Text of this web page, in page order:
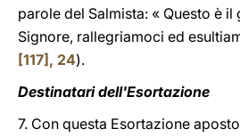
parole del Salmista: « Questo è
Signore, rallegriamoci ed
[117], 24).
Destinatari dell'Esortazione
7. Con questa Esortazione